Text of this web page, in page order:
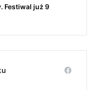
Festiwal już 9